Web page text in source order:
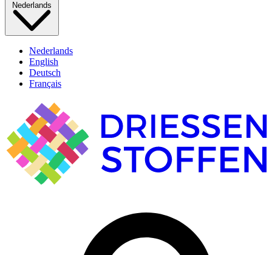
Nederlands
Nederlands
English
Deutsch
Français